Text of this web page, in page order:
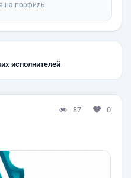
на профиль
исполнителей
87 0